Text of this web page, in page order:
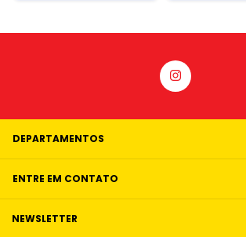
DEPARTAMENTOS
ENTRE EM CONTATO
NEWSLETTER